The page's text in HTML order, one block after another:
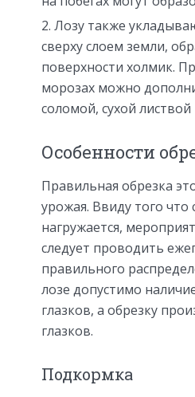
Лозу также
сверху слоем земли,
поверхности холмик.
морозах можно
соломой, сухой листвой
Особенности
Правильная обрезка
урожая. Ввиду того что
нагружается,
следует проводить
правильного
лозе допустимо
глазков, а обрезку
глазков.
Подкормка